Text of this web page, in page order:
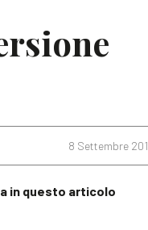
8 Settembre
in questo articolo